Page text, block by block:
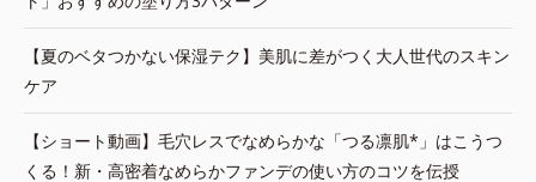
【夏のベタつかない保湿テク】美肌に差がつく大人世代のスキン
ケア
【ショート動画】毛穴レスでなめらかな「つる凛肌*」はこうつ
くる！新・高密着なめらかファンデの使い方のコツを伝授